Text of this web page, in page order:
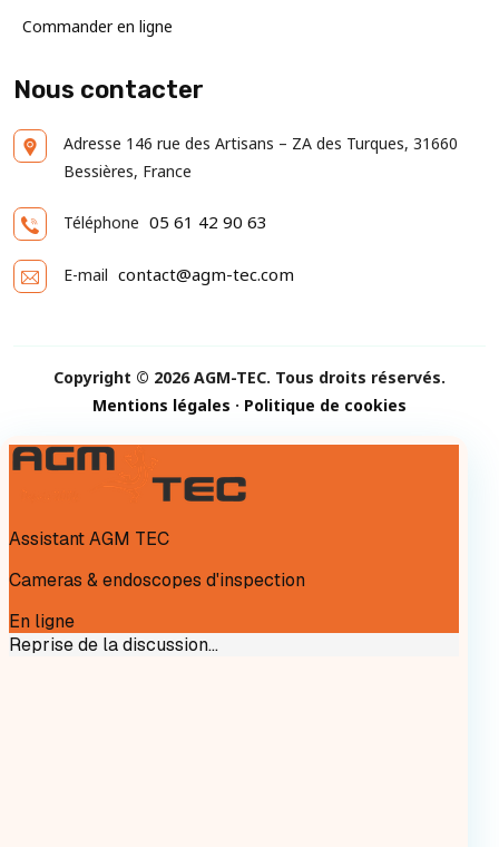
Commander en ligne
Nous contacter
Adresse 146 rue des Artisans – ZA des Turques, 31660
Bessières, France
Téléphone 05 61 42 90 63
E-mail contact@agm-tec.com
Copyright © 2026 AGM-TEC. Tous droits réservés.
Mentions légales · Politique de cookies